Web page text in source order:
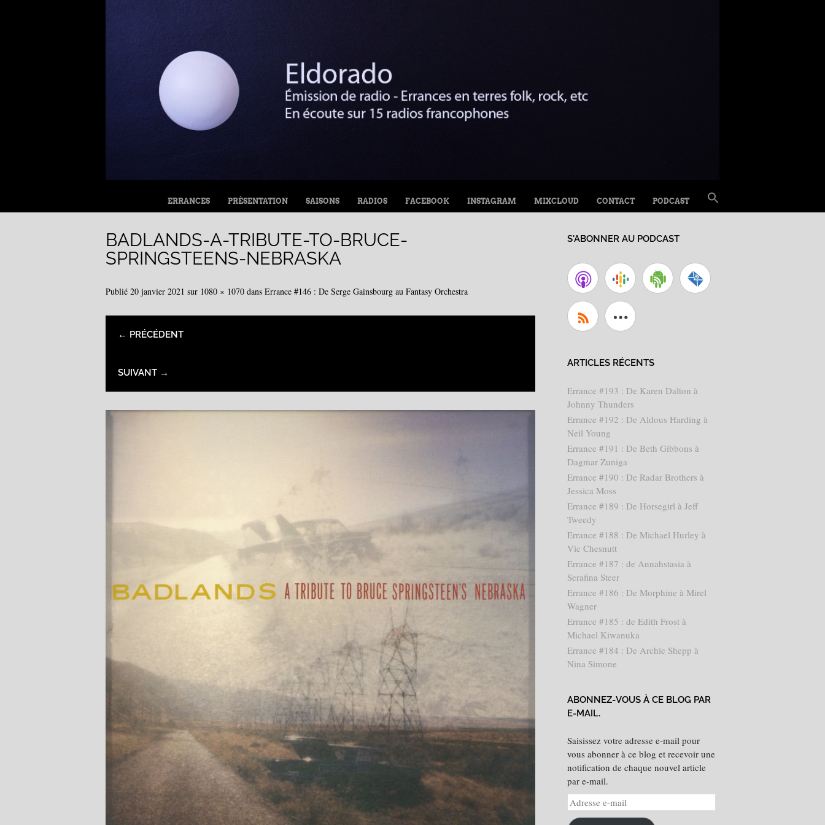
MENU
ALLER AU CONTENU
ERRANCES PRÉSENTATION SAISONS RADIOS FACEBOOK INSTAGRAM MIXCLOUD CONTACT PODCAST
FOR:
Search Button
BADLANDS-A-TRIBUTE-TO-BRUCE-
SPRINGSTEENS-NEBRASKA
Publié 20 janvier 2021 sur 1080 × 1070 dans Errance #146 : De Serge Gainsbourg au Fantasy Orchestra
← PRÉCÉDENT
SUIVANT →
S'ABONNER AU PODCAST
ARTICLES RÉCENTS
Errance #193 : De Karen Dalton à
Johnny Thunders
Errance #192 : De Aldous Harding à
Neil Young
Errance #191 : De Beth Gibbons à
Dagmar Zuniga
Errance #190 : De Radar Brothers à
Jessica Moss
Errance #189 : De Horsegirl à Jeff
Tweedy
Errance #188 : De Michael Hurley à
Vic Chesnutt
Errance #187 : de Annahstasia à
Serafina Steer
Errance #186 : De Morphine à Mirel
Wagner
Errance #185 : de Edith Frost à
Michael Kiwanuka
Errance #184 : De Archie Shepp à
Nina Simone
ABONNEZ-VOUS À CE BLOG PAR
E-MAIL.
Saisissez votre adresse e-mail pour
vous abonner à ce blog et recevoir une
notification de chaque nouvel article
par e-mail.
Adresse
e-